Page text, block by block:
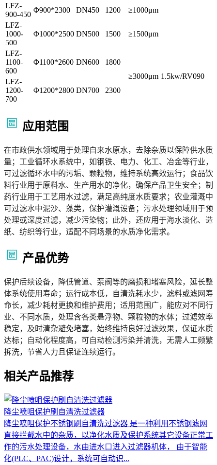
LFZ-
900-450
Φ900*2300 DN450 1200
≥1000μm
LFZ-
1000-
500
Φ1000*2500 DN500 1500 ≥1500μm
LFZ-
1100-
600
Φ1100*2600 DN600
1800
≥3000μm 1.5kw/RV090
LFZ-
1200-
700
Φ1200*2800 DN700 2300
应用范围
在市政供水领域用于处理自来水原水，去除杂质以保障供水质
量；工业循环水系统中，如钢铁、电力、化工、冶金等行业，
可过滤循环水中的污垢、颗粒物，维持系统高效运行；食品饮
料行业用于原料水、生产用水的净化，确保产品卫生安全；制
药行业用于工艺用水过滤，满足高纯度水质要求；农业灌溉中
可过滤水中泥沙、藻类，保护灌溉设备；污水处理领域用于预
处理或深度过滤，减少污染物；此外，还应用于海水淡化、造
纸、纺织等行业，适配不同场景的水质净化需求。
产品优势
保护后续设备，降低管道、泵阀等的磨损和堵塞风险，延长整
体系统使用寿命；运行成本低，自清洗耗水少，滤料或滤网寿
命长，减少耗材更换和维护费用；适用范围广，能应对不同行
业、不同水质，处理含各类悬浮物、颗粒物的水体；过滤效率
稳定，及时清杂避免堵塞，始终维持良好过滤效果，保证水质
达标；自动化程度高，可自动检测污染并清洗，无需人工频繁
拆洗，节省人力且保证连续运行。
相关产品推荐
降尘喷咀保护刷自清洗过滤器
降尘喷咀保护不锈钢刷自清洗过滤器 是一种利用不锈钢滤网
直接拦截水中的杂质，以净化水质及保护系统其它设备正常工
作的污水处理设备，水由进水口进入过滤器机体， 由于智能
化(PLC、PAC)设计，系统可自动识...